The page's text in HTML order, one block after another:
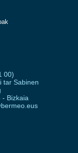
00)
tar Sabinen
- Bizkaia